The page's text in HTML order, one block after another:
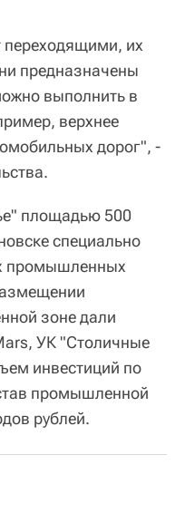
переходящими, их
предназначены
выполнить в
верхнее
дорог", -
площадью 500
специально
промышленных
зоне дали
УК "Столичные
инвестиций по
промышленной
рублей.